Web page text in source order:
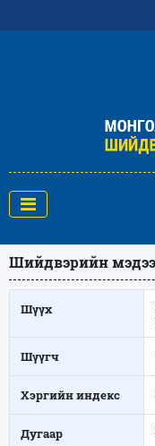
Шийдвэрийн
Шүүх
Шүүгч
Хэргийн индекс
Дугаар